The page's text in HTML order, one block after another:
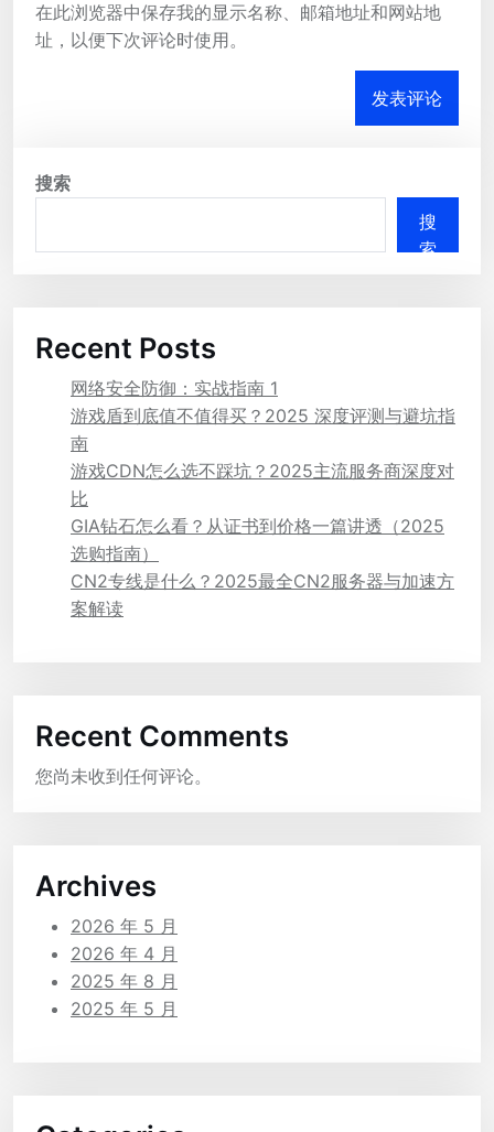
在此浏览器中保存我的显示名称、邮箱地址和网站地
址，以便下次评论时使用。
搜索
搜
索
Recent Posts
网络安全防御：实战指南 1
游戏盾到底值不值得买？2025 深度评测与避坑指
南
游戏CDN怎么选不踩坑？2025主流服务商深度对
比
GIA钻石怎么看？从证书到价格一篇讲透（2025
选购指南）
CN2专线是什么？2025最全CN2服务器与加速方
案解读
Recent Comments
您尚未收到任何评论。
Archives
2026 年 5 月
2026 年 4 月
2025 年 8 月
2025 年 5 月